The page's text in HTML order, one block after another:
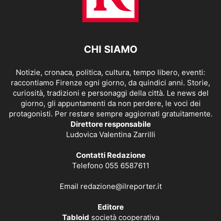
CHI SIAMO
Notizie, cronaca, politica, cultura, tempo libero, eventi:
raccontiamo Firenze ogni giorno, da quindici anni. Storie,
curiosità, tradizioni e personaggi della città. Le news del
giorno, gli appuntamenti da non perdere, le voci dei
protagonisti. Per restare sempre aggiornati gratuitamente.
Direttore responsabile
Ludovica Valentina Zarrilli
Contatti Redazione
Telefono 055 6587611
Email redazione@ilreporter.it
Editore
Tabloid società cooperativa